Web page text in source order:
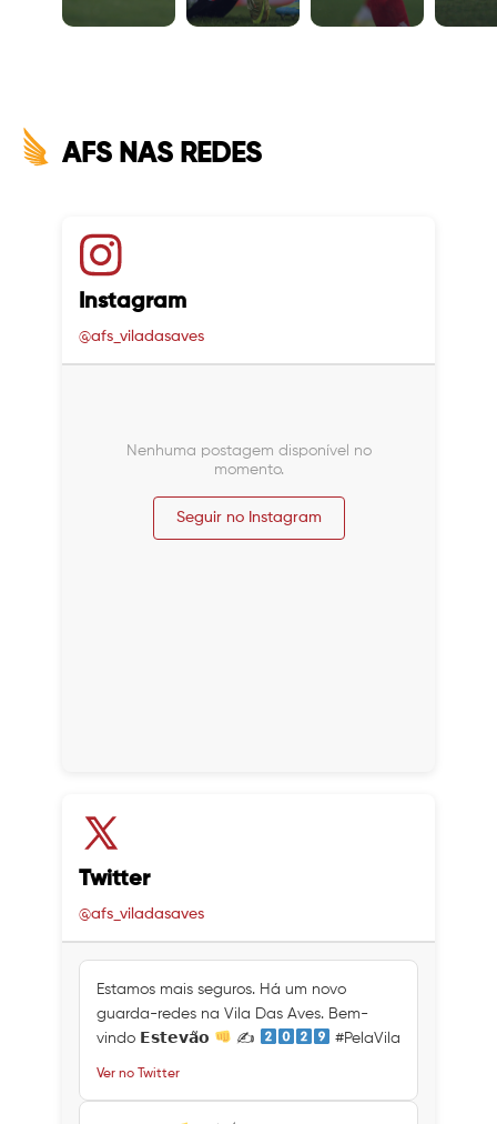
AFS NAS REDES
Instagram
@afs_viladasaves
Nenhuma postagem disponível no
momento.
Seguir no Instagram
Twitter
@afs_viladasaves
Estamos mais seguros. Há um novo
guarda-redes na Vila Das Aves. Bem-
vindo 𝗘𝘀𝘁𝗲𝘃𝗮̃𝗼
✍ #PelaVila
Ver no Twitter